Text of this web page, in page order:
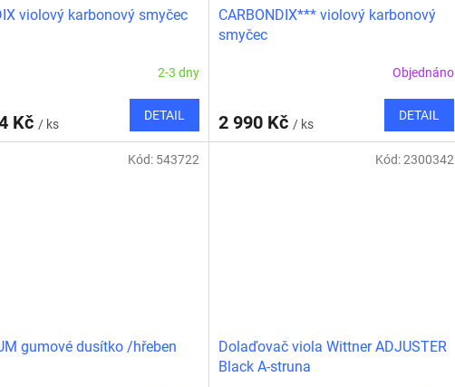
violový karbonový smyčec
2-3 dny
Kč / ks
DETAIL
CARBONDIX*** violový karbonový
smyčec
Objednáno
2 990 Kč / ks
DETAIL
gumové dusítko /hřeben
Kód: 543722
Dolaďovač viola Wittner ADJUSTER
Black A-struna
Kód:2300342